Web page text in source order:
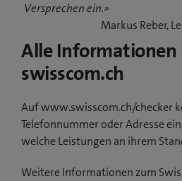
Versprechen ein.»
Markus Reber,
Alle
swisscom.ch
Auf www.swisscom.ch/checker
Telefonnummer oder Adresse
welche Leistungen an ihrem
Weitere Informationen zum